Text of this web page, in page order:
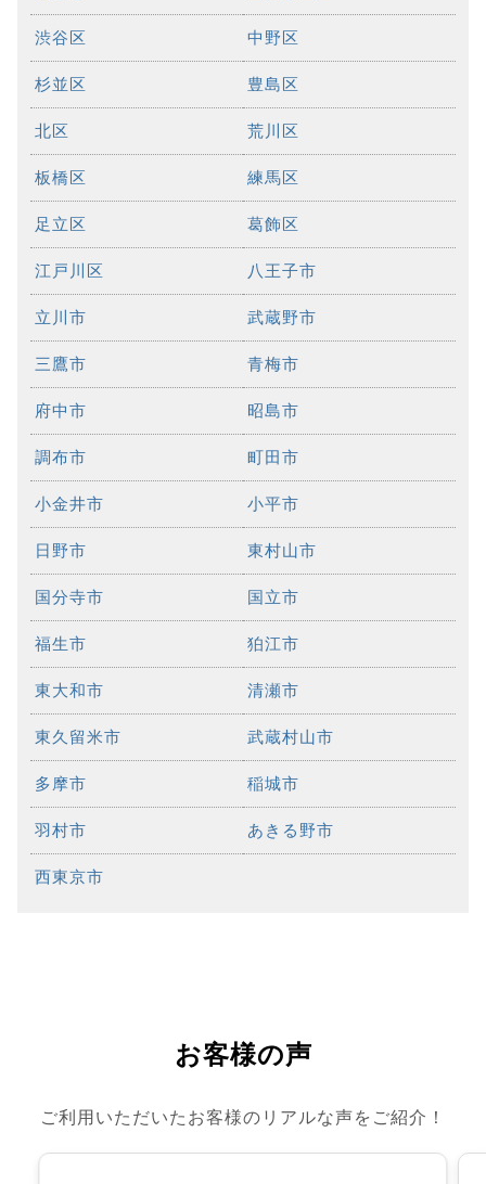
渋谷区 中野区
杉並区 豊島区
北区 荒川区
板橋区 練馬区
足立区 葛飾区
江戸川区 八王子市
立川市 武蔵野市
三鷹市 青梅市
府中市 昭島市
調布市 町田市
小金井市 小平市
日野市 東村山市
国分寺市 国立市
福生市 狛江市
東大和市 清瀬市
東久留米市 武蔵村山市
多摩市 稲城市
羽村市 あきる野市
西東京市
お客様の声
ご利用いただいたお客様のリアルな声をご紹介！